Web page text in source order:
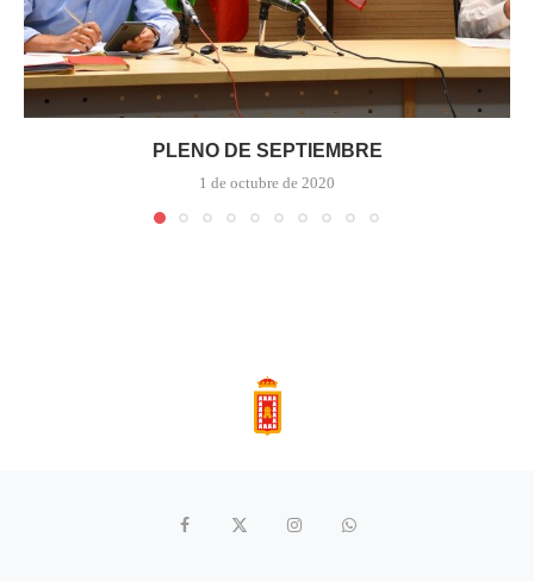
PLENO DE SEPTIEMBRE
1 de octubre de 2020